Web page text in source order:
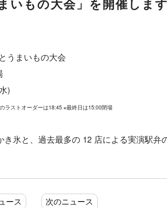
いもの大会」を開催します
うまいもの大会
)
ラストオーダーは18:45 ※最終日は15:00閉場
氷と、過去最多の 12 店による実演駅弁
ース 次のニュース